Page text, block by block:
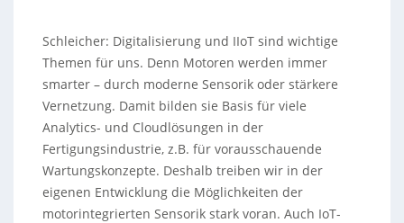
Schleicher: Digitalisierung und IIoT sind wichtige
Themen für uns. Denn Motoren werden immer
smarter – durch moderne Sensorik oder stärkere
Vernetzung. Damit bilden sie Basis für viele
Analytics- und Cloudlösungen in der
Fertigungsindustrie, z.B. für vorausschauende
Wartungskonzepte. Deshalb treiben wir in der
eigenen Entwicklung die Möglichkeiten der
motorintegrierten Sensorik stark voran. Auch IoT-